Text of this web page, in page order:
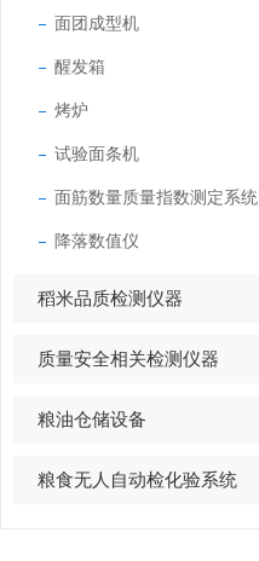
面团成型机
醒发箱
烤炉
试验面条机
面筋数量质量指数测定系统
降落数值仪
稻米品质检测仪器
质量安全相关检测仪器
粮油仓储设备
粮食无人自动检化验系统